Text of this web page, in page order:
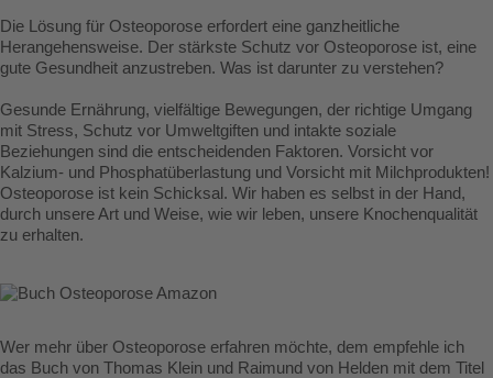
Die Lösung für Osteoporose erfordert eine ganzheitliche
Herangehensweise. Der stärkste Schutz vor Osteoporose ist, eine
gute Gesundheit anzustreben. Was ist darunter zu verstehen?
Gesunde Ernährung, vielfältige Bewegungen, der richtige Umgang
mit Stress, Schutz vor Umweltgiften und intakte soziale
Beziehungen sind die entscheidenden Faktoren. Vorsicht vor
Kalzium- und Phosphatüberlastung und Vorsicht mit Milchprodukten!
Osteoporose ist kein Schicksal. Wir haben es selbst in der Hand,
durch unsere Art und Weise, wie wir leben, unsere Knochenqualität
zu erhalten.
Wer mehr über Osteoporose erfahren möchte, dem empfehle ich
das Buch von Thomas Klein und Raimund von Helden mit dem Titel